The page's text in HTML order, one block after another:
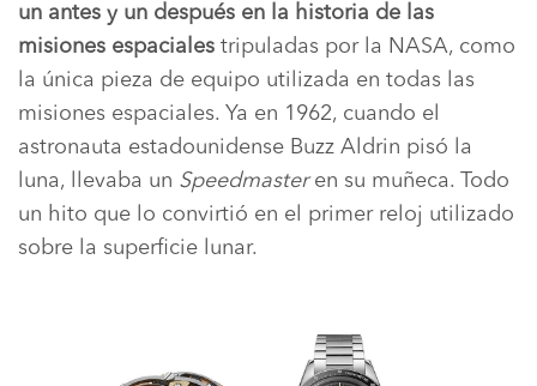
un antes y un después en la historia de las
misiones espaciales tripuladas por la NASA, como
la única pieza de equipo utilizada en todas las
misiones espaciales. Ya en 1962, cuando el
astronauta estadounidense Buzz Aldrin pisó la
luna, llevaba un Speedmasteren su muñeca. Todo
un hito que lo convirtió en el primer reloj utilizado
sobre la superficie lunar.